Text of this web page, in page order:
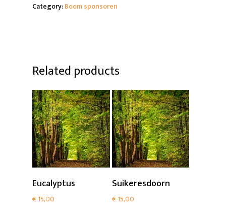
Category:Boom sponsoren
Related products
Add To Cart
Eucalyptus
€ 15,00
Add To Cart
Suikeresdoorn
€ 15,00